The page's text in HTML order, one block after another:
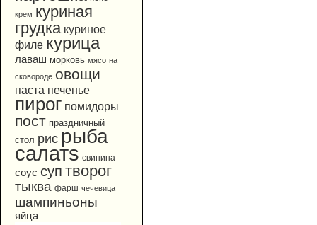
крем куриная
грудка куриное
филе курица
лаваш морковь мясо на
сковороде овощи
паста печенье
пирог помидоры
пост праздничный
стол рис рыба
салатs свинина
соус суп творог
тыква фарш чечевица
шампиньоны
яйца